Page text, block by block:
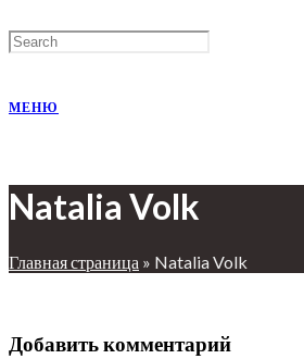
МЕНЮ
Natalia Volk
Главная страница » Natalia Volk
Добавить комментарий